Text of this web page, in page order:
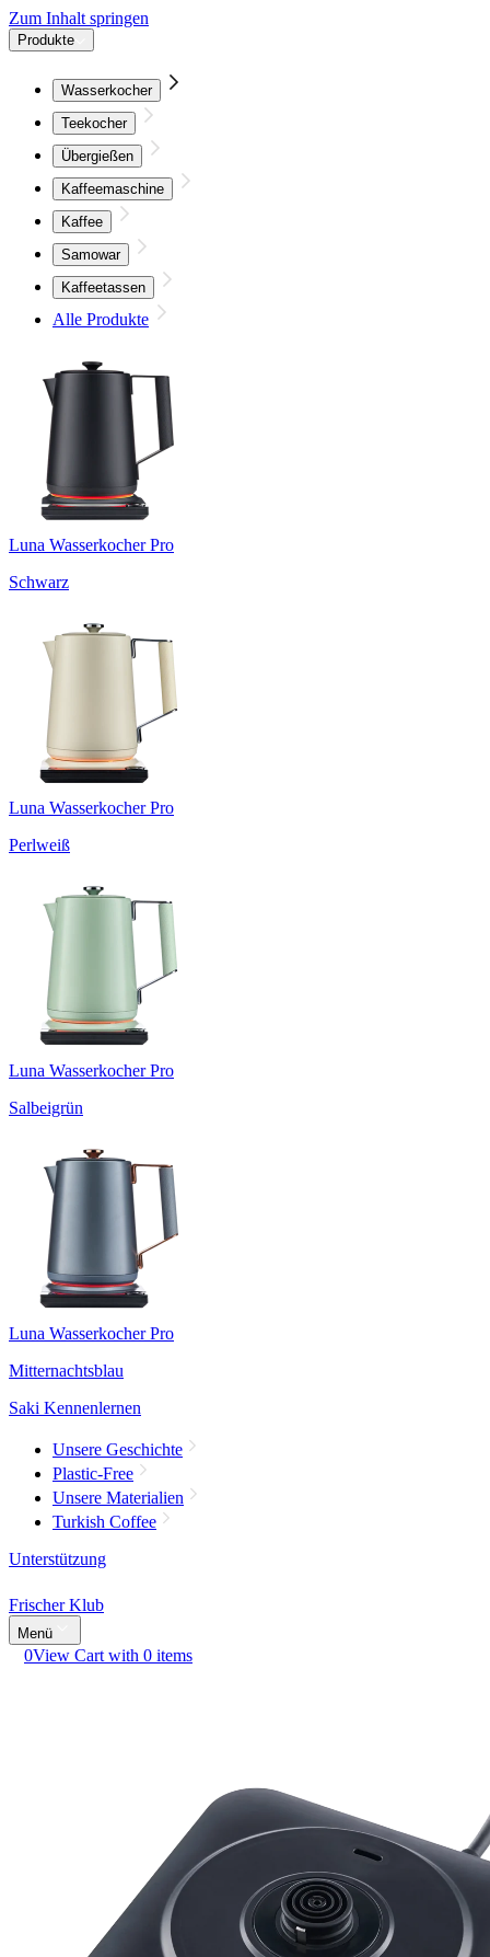
Zum Inhalt springen
Produkte
Wasserkocher
Teekocher
Übergießen
Kaffeemaschine
Kaffee
Samowar
Kaffeetassen
Alle Produkte
Luna Wasserkocher Pro
Schwarz
Luna Wasserkocher Pro
Perlweiß
Luna Wasserkocher Pro
Salbeigrün
Luna Wasserkocher Pro
Mitternachtsblau
Saki Kennenlernen
Unsere Geschichte
Plastic-Free
Unsere Materialien
Turkish Coffee
Unterstützung
Frischer Klub
Menü
0View Cart with 0 items